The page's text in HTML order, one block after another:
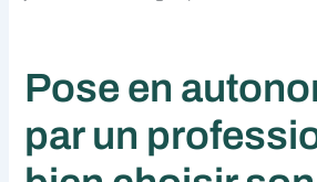
Pose en
par un